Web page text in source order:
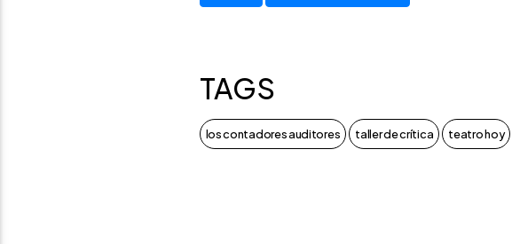
TAGS
los contadores auditores taller de crítica teatro hoy